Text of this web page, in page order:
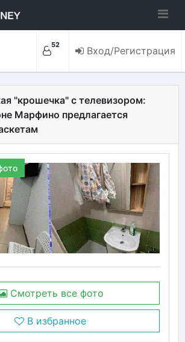
52 Вход/Регистрация
"крошечка" с телевизором:
Марфино предлагается
Смотреть все фото
В избранное